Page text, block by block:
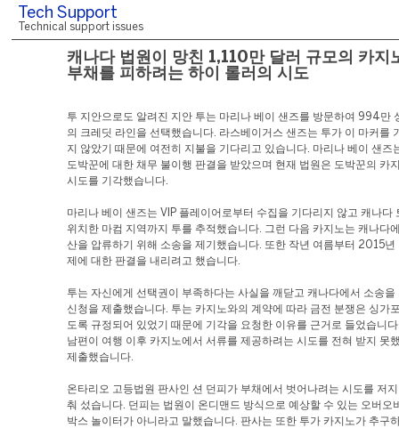
Tech Support
Technical support issues
캐나다 법원이 망친 1,110만 달러 규모의 카지
부채를 피하려는 하이 롤러의 시도
투 지안으로도 알려진 지안 투는 마리나 베이 샌즈를 방문하여 994만
의 크레딧 라인을 선택했습니다. 라스베이거스 샌즈는 투가 이 마커를
지 않았기 때문에 여전히 지불을 기다리고 있습니다. 마리나 베이 샌
도박꾼에 대한 채무 불이행 판결을 받았으며 현재 법원은 도박꾼의 카
시도를 기각했습니다.
마리나 베이 샌즈는 VIP 플레이어로부터 수집을 기다리지 않고 캐나다
위치한 마컴 지역까지 투를 추적했습니다. 그런 다음 카지노는 캐나다
산을 압류하기 위해 소송을 제기했습니다. 또한 작년 여름부터 2015년
제에 대한 판결을 내리려고 했습니다.
투는 자신에게 선택권이 부족하다는 사실을 깨닫고 캐나다에서 소송을
신청을 제출했습니다. 투는 카지노와의 계약에 따라 금전 분쟁은 싱가
도록 규정되어 있었기 때문에 기각을 요청한 이유를 근거로 들었습니
남편이 여행 이후 카지노에서 서류를 제공하려는 시도를 전혀 받지 못
제출했습니다.
온타리오 고등법원 판사인 션 던피가 부채에서 벗어나려는 시도를 저
춰 섰습니다. 던피는 법원이 온디맨드 방식으로 예상할 수 있는 오버오
박스 놀이터가 아니라고 말했습니다. 판사는 또한 투가 카지노가 추구